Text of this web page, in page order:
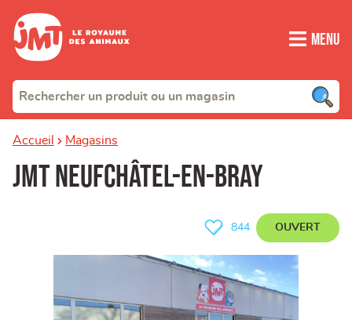
Menu
Accueil Magasins
JMT Neufchâtel-en-Bray
844 OUVERT